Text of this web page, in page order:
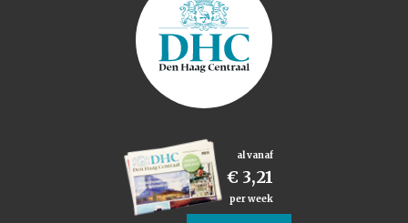
al vanaf
€ 3,21
per week